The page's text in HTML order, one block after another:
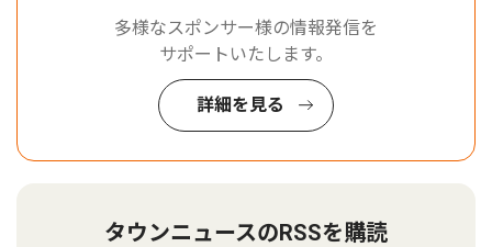
多様なスポンサー様の情報発信を
サポートいたします。
詳細を見る
タウンニュースのRSSを購読